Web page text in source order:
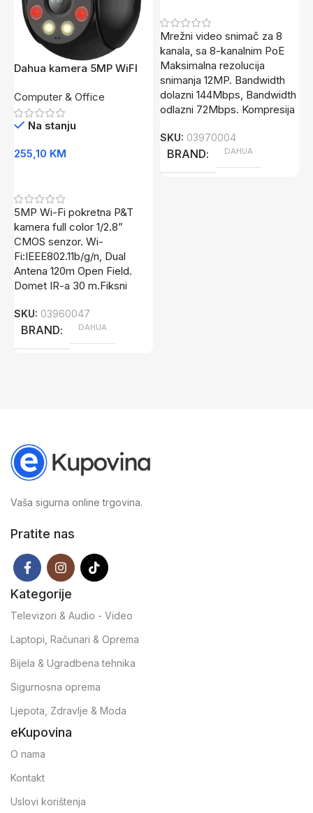
Dahua kamera 5MP WiFI
Computer & Office
Na stanju
255,10 KM
5MP Wi-Fi pokretna P&T
kamera full color 1/2.8”
CMOS senzor. Wi-
Fi:IEEE802.11b/g/n, Dual
Antena 120m Open Field.
Domet IR-a 30 m.Fiksni
SKU: 03960047
BRAND DAHUA
Mrežni video snimač za 8
kanala, sa 8-kanalnim PoE
Maksimalna rezolucija
snimanja 12MP. Bandwidth
dolazni 144Mbps, Bandwidth
odlazni 72Mbps. Kompresija
SKU: 03970004
BRAND DAHUA
Vaša sigurna online trgovina.
Pratite nas
Kategorije
Televizori & Audio - Video
Laptopi, Računari & Oprema
Bijela & Ugradbena tehnika
Sigurnosna oprema
Ljepota, Zdravlje & Moda
eKupovina
O nama
Kontakt
Uslovi korištenja